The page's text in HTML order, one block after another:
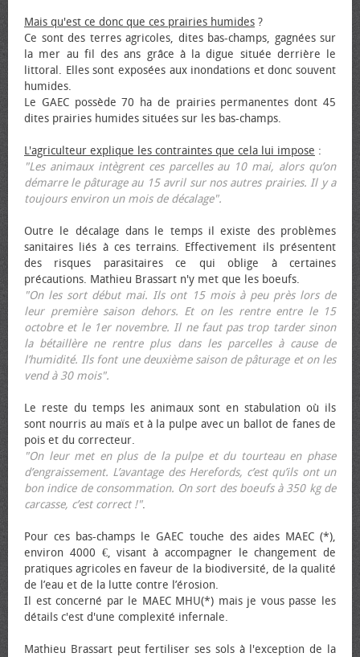
Mais qu'est ce donc que ces prairies humides ?
Ce sont des terres agricoles, dites bas-champs, gagnées sur
la mer au fil des ans grâce à la digue située derrière le
littoral. Elles sont exposées aux inondations et donc souvent
humides.
Le GAEC possède 70 ha de prairies permanentes dont 45
dites prairies humides situées sur les bas-champs.
L'agriculteur explique les contraintes que cela lui impose :
"Les animaux intègrent ces parcelles au 10 mai, alors qu’on
démarre le pâturage au 15 avril sur nos autres prairies. Il y a
toujours environ un mois de décalage".
Outre le décalage dans le temps il existe des problèmes
sanitaires liés à ces terrains. Effectivement ils présentent
des risques parasitaires ce qui oblige à certaines
précautions. Mathieu Brassart n'y met que les bœufs.
"On les sort début mai. Ils ont 15 mois à peu près lors de
leur première saison dehors. Et on les rentre entre le 15
octobre et le 1er novembre. Il ne faut pas trop tarder sinon
la bétaillère ne rentre plus dans les parcelles à cause de
l’humidité. Ils font une deuxième saison de pâturage et on les
vend à 30 mois".
Le reste du temps les animaux sont en stabulation où ils
sont nourris au maïs et à la pulpe avec un ballot de fanes de
pois et du correcteur.
"On leur met en plus de la pulpe et du tourteau en phase
d’engraissement. L’avantage des Herefords, c’est qu’ils ont un
bon indice de consommation. On sort des bœufs à 350 kg de
carcasse, c’est correct !".
Pour ces bas-champs le GAEC touche des aides MAEC (*),
environ 4000 €, visant à accompagner le changement de
pratiques agricoles en faveur de la biodiversité, de la qualité
de l’eau et de la lutte contre l’érosion.
Il est concerné par le MAEC MHU(*) mais je vous passe les
détails c'est d'une complexité infernale.
Mathieu Brassart peut fertiliser ses sols à l'exception de la